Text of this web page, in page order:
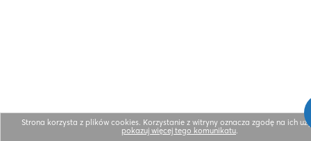
Strona korzysta z plików cookies. Korzystanie z witryny oznacza zgodę na ich
pokazuj więcej tego komunikatu.